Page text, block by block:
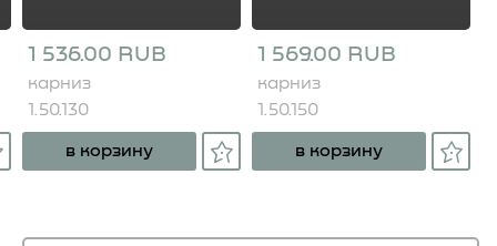
1 536.00 RUB
карниз
1.50.130
в корзину
1 569.00 RUB
карниз
1.50.150
в корзину